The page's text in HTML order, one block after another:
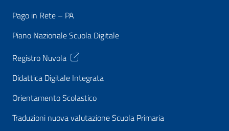
Pago in Rete – PA
Piano Nazionale Scuola Digitale
Registro Nuvola
Didattica Digitale Integrata
Orientamento Scolastico
Traduzioni nuova valutazione Scuola Primaria